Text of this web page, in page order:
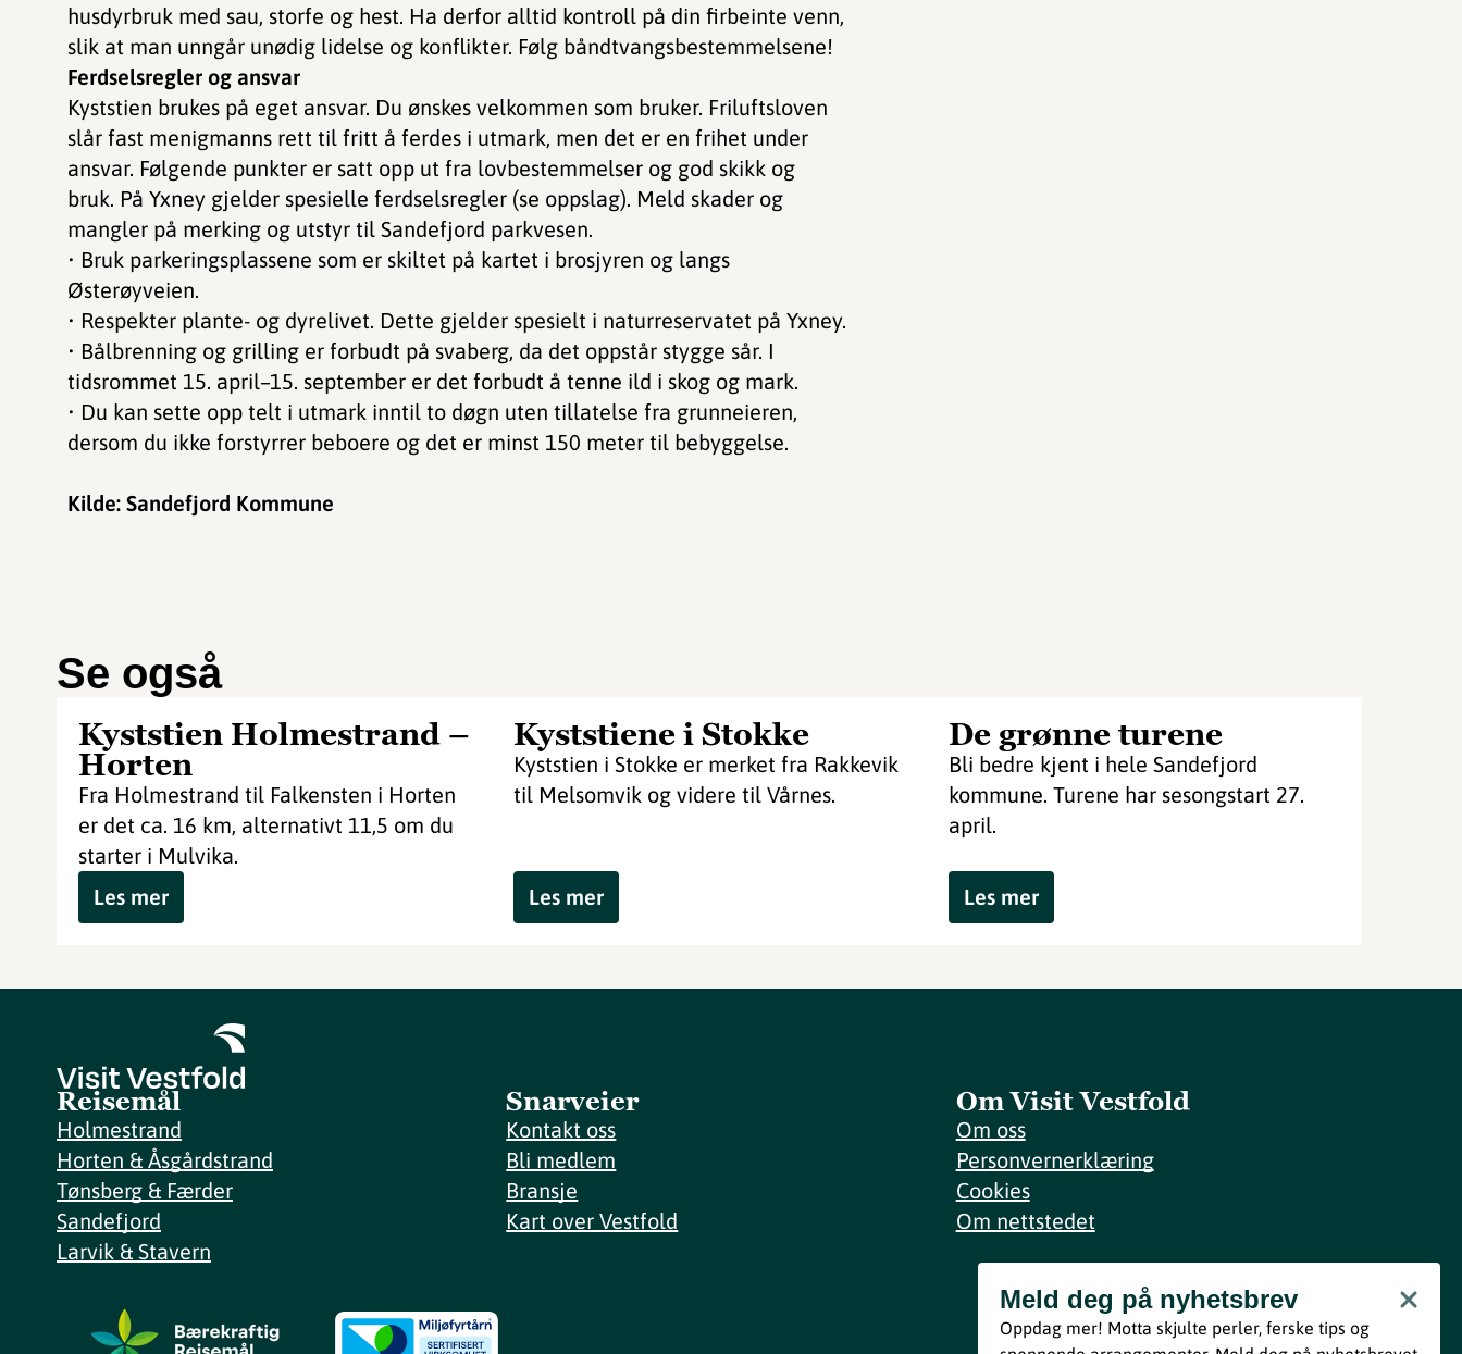
husdyrbruk med sau, storfe og hest. Ha derfor alltid kontroll på din firbeinte venn,
slik at man unngår unødig lidelse og konflikter. Følg båndtvangsbestemmelsene!
Ferdselsregler og ansvar
Kyststien brukes på eget ansvar. Du ønskes velkommen som bruker. Friluftsloven
slår fast menigmanns rett til fritt å ferdes i utmark, men det er en frihet under
ansvar. Følgende punkter er satt opp ut fra lovbestemmelser og god skikk og
bruk. På Yxney gjelder spesielle ferdselsregler (se oppslag). Meld skader og
mangler på merking og utstyr til Sandefjord parkvesen.
• Bruk parkeringsplassene som er skiltet på kartet i brosjyren og langs
Østerøyveien.
• Respekter plante- og dyrelivet. Dette gjelder spesielt i naturreservatet på Yxney.
• Bålbrenning og grilling er forbudt på svaberg, da det oppstår stygge sår. I
tidsrommet 15. april–15. september er det forbudt å tenne ild i skog og mark.
• Du kan sette opp telt i utmark inntil to døgn uten tillatelse fra grunneieren,
dersom du ikke forstyrrer beboere og det er minst 150 meter til bebyggelse.
Kilde: Sandefjord Kommune
Se også
Kyststien Holmestrand –
Horten
Fra Holmestrand til Falkensten i Horten
er det ca. 16 km, alternativt 11,5 om du
starter i Mulvika.
Les mer
Kyststiene i Stokke
Kyststien i Stokke er merket fra Rakkevik
til Melsomvik og videre til Vårnes.
Les mer
De grønne turene
Bli bedre kjent i hele Sandefjord
kommune. Turene har sesongstart 27.
april.
Les mer
Reisemål
Holmestrand
Horten & Åsgårdstrand
Tønsberg & Færder
Sandefjord
Larvik & Stavern
Snarveier
Kontakt oss
Bli medlem
Bransje
Kart over Vestfold
Om Visit Vestfold
Om oss
Personvernerklæring
Cookies
Om nettstedet
Meld deg på nyhetsbrev
Bli med
Meld deg på nyhetsbrev
Oppdag mer! Motta skjulte perler, ferske tips og